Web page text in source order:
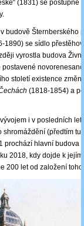
(1831) se postupně
budově Šternberského
1890) se sídlo
vyrostla budova
století existence
(1818-1854) a
i v posledních
(předtím tu
prochází hlavní budova
2018, kdy dojde k
200 let od založení